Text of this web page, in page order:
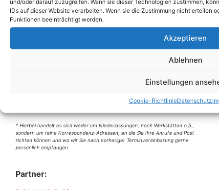
IDs auf dieser Website verarbeiten. Wenn sie die Zustimmung nicht erteilen
Funktionen beeinträchtigt werden.
Akzeptieren
Ablehnen
Einstellungen
Cookie-RichtlinieDatenschutz
* Hierbei handelt es sich weder um Niederlassungen, noch Werkstätten o.ä.,
sondern um reine Korrespondenz-Adressen, an die Sie Ihre Anrufe und Post
richten können und wo wir Sie nach vorheriger Terminvereinbarung gerne
persönlich empfangen.
Partner: